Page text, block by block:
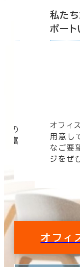
の
豊富
私た
ポート
オフィ
用意し
なご要
ジをぜ
オフィ